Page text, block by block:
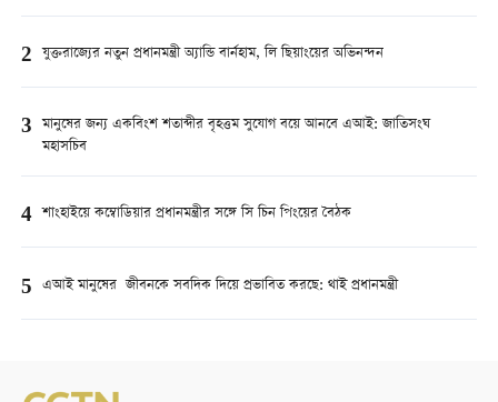
2 যুক্তরাজ্যের নতুন প্রধানমন্ত্রী অ্যান্ডি বার্নহাম, লি ছিয়াংয়ের অভিনন্দন
3 মানুষের জন্য একবিংশ শতাব্দীর বৃহত্তম সুযোগ বয়ে আনবে এআই: জাতিসংঘ
মহাসচিব
4 শাংহাইয়ে কম্বোডিয়ার প্রধানমন্ত্রীর সঙ্গে সি চিন পিংয়ের বৈঠক
5 এআই মানুষের জীবনকে সবদিক দিয়ে প্রভাবিত করছে: থাই প্রধানমন্ত্রী